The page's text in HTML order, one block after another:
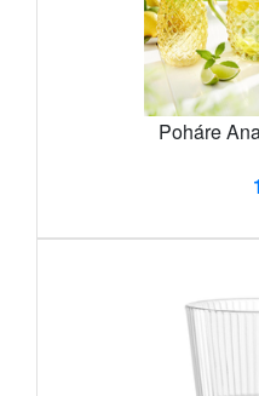
Poháre